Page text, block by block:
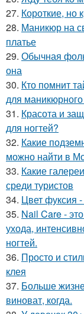
27. Короткие, но
28. Маникюр на
платье
29. Обычная
она
30. Кто помнит
для
31. Красота и
для ногтей?
32. Какие
можно найти в
33. Какие
среди туристов
34. Цвет фуксия
35. Nail Care -
ухода,
ногтей.
36. Просто и
клея
37. Больше
виноват, когда.